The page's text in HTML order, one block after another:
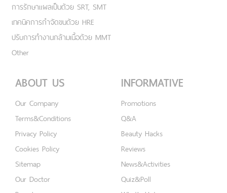
การรักษาแผลเป็นด้วย SRT, SMT
เทคนิคการกำจัดขนด้วย HRE
ปรับการทำงานกล้ามเนื้อด้วย MMT
Other
ABOUT US
Our Company
Terms&Conditions
Privacy Policy
Cookies Policy
Sitemap
Our Doctor
INFORMATIVE
Promotions
Q&A
Beauty Hacks
Reviews
News&Activities
Quiz&Poll